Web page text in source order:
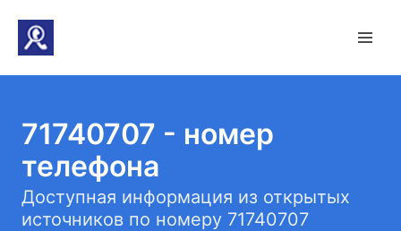
71740707 - номер
телефона
Доступная информация из открытых
источников по номеру 71740707